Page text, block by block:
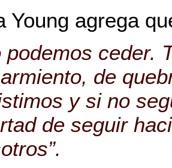
Young agrega
podemos ceder.
de
y si no
de seguir